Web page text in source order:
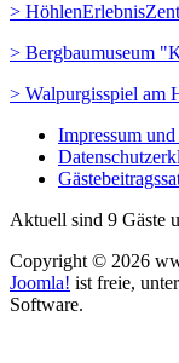
>
> Bergbaumuseum
> Walpurgisspiel am
Impressum
Aktuell sind 9 Gäste
Copyright © 2026
Joomla! ist freie,
Software.